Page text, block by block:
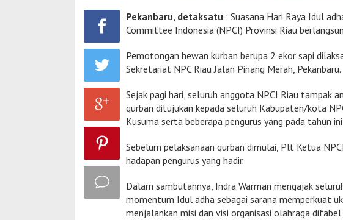
Pekanbaru, detaksatu : Suasana Hari Raya Idul
Committee Indonesia (NPCI) Provinsi Riau
Pemotongan hewan kurban berupa 2 ekor sapi
Sekretariat NPC Riau Jalan Pinang Merah, Pekanbaru.
Sejak pagi hari, seluruh anggota NPCI Riau tampak
qurban ditujukan kepada seluruh Kabupaten/kota
Kusuma serta beberapa pengurus yang pada tahun
Sebelum pelaksanaan qurban dimulai, Plt Ketua
hadapan pengurus yang hadir.
Dalam sambutannya, Indra Warman mengajak
momentum Idul adha sebagai sarana memperkuat
menjalankan misi dan visi organisasi olahraga difabel